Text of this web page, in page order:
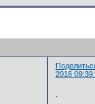
2016